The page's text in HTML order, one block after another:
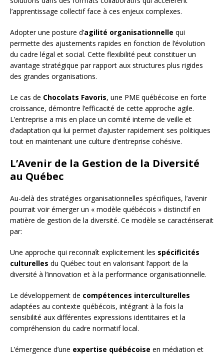
l’apprentissage collectif face à ces enjeux complexes.
Adopter une posture d’agilité organisationnelle qui
permette des ajustements rapides en fonction de l’évolution
du cadre légal et social. Cette flexibilité peut constituer un
avantage stratégique par rapport aux structures plus rigides
des grandes organisations.
Le cas de Chocolats Favoris, une PME québécoise en forte
croissance, démontre l’efficacité de cette approche agile.
L’entreprise a mis en place un comité interne de veille et
d’adaptation qui lui permet d’ajuster rapidement ses politiques
tout en maintenant une culture d’entreprise cohésive.
L’Avenir de la Gestion de la Diversité
au Québec
Au-delà des stratégies organisationnelles spécifiques, l’avenir
pourrait voir émerger un « modèle québécois » distinctif en
matière de gestion de la diversité. Ce modèle se caractériserait
par:
Une approche qui reconnaît explicitement les spécificités
culturelles du Québec tout en valorisant l’apport de la
diversité à l’innovation et à la performance organisationnelle.
Le développement de compétences interculturelles
adaptées au contexte québécois, intégrant à la fois la
sensibilité aux différentes expressions identitaires et la
compréhension du cadre normatif local.
L’émergence d’une expertise québécoise en médiation et